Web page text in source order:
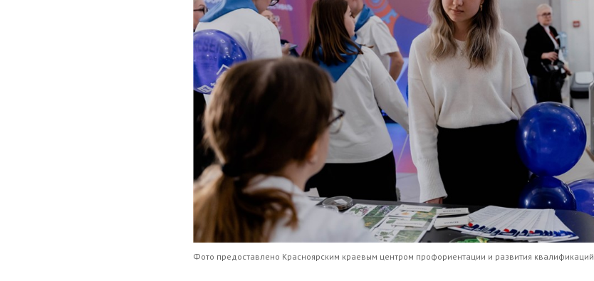
Фото предоставлено Красноярским краевым центром профориентации и развития квалификаций